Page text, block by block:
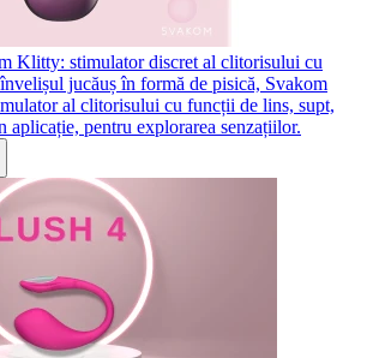
Klitty: stimulator discret al clitorisului cu
jucăuș în formă de pisică, Svakom
al clitorisului cu funcții de lins, supt,
pentru explorarea senzațiilor.